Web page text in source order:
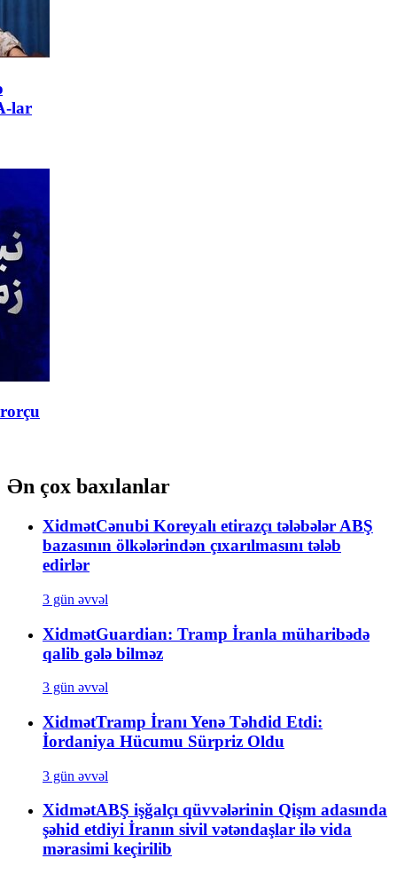
Ən çox baxılanlar
XidmətCənubi Koreyalı etirazçı tələbələr ABŞ
bazasının ölkələrindən çıxarılmasını tələb
edirlər
3 gün əvvəl
XidmətGuardian: Tramp İranla müharibədə
qalib gələ bilməz
3 gün əvvəl
XidmətTramp İranı Yenə Təhdid Etdi:
İordaniya Hücumu Sürpriz Oldu
3 gün əvvəl
XidmətABŞ işğalçı qüvvələrinin Qişm adasında
şəhid etdiyi İranın sivil vətəndaşlar ilə vida
mərasimi keçirilib